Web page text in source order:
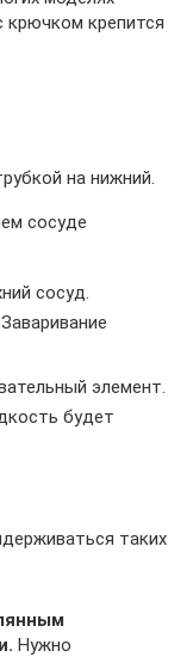
крепится
на нижний.
сосуде
сосуд.
элемент.
будет
таких
Нужно